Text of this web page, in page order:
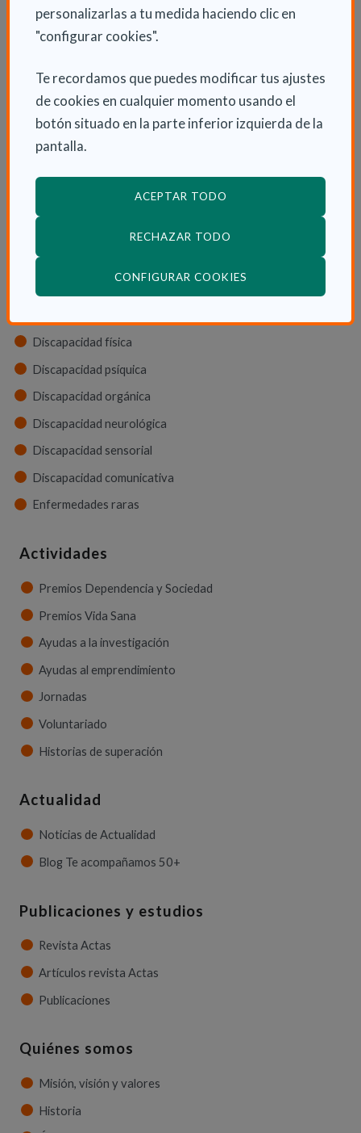
personalizarlas a tu medida haciendo clic en
"configurar cookies".
Te recordamos que puedes modificar tus ajustes
de cookies en cualquier momento usando el
botón situado en la parte inferior izquierda de la
pantalla.
ACEPTAR TODO
RECHAZAR TODO
CONFIGURAR COOKIES
Dependencia y autonomía
Dependencia en las CCAA
Trámites
La Ley de dependencia
Ayudas económicas
Discapacidad física
Discapacidad psíquica
Discapacidad orgánica
Discapacidad neurológica
Discapacidad sensorial
Discapacidad comunicativa
Enfermedades raras
Actividades
Premios Dependencia y Sociedad
Premios Vida Sana
Ayudas a la investigación
Ayudas al emprendimiento
Jornadas
Voluntariado
Historias de superación
Actualidad
Noticias de Actualidad
Blog Te acompañamos 50+
Publicaciones y estudios
Revista Actas
Artículos revista Actas
Publicaciones
Quiénes somos
Misión, visión y valores
Historia